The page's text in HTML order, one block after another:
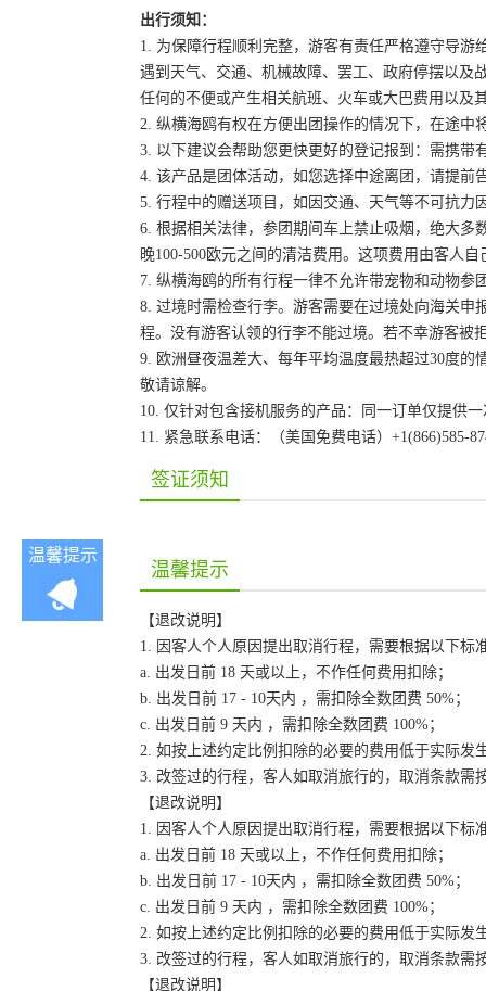
出行须知：
1. 为保障行程顺利完整，游客有责任严格遵守导
遇到天气、交通、机械故障、罢工、政府停摆以及
任何的不便或产生相关航班、火车或大巴费用以及
2. 纵横海鸥有权在方便出团操作的情况下，在途
3. 以下建议会帮助您更快更好的登记报到：需携
4. 该产品是团体活动，如您选择中途离团，请提
5. 行程中的赠送项目，如因交通、天气等不可抗
6. 根据相关法律，参团期间车上禁止吸烟，绝大
晚100-500欧元之间的清洁费用。这项费用由客人
7. 纵横海鸥的所有行程一律不允许带宠物和动物参
8. 过境时需检查行李。游客需要在过境处向海关
程。没有游客认领的行李不能过境。若不幸游客被
9. 欧洲昼夜温差大、每年平均温度最热超过30度
敬请谅解。
10. 仅针对包含接机服务的产品：同一订单仅提供
11. 紧急联系电话：（美国免费电话）+1(866)585-
签证须知
温馨提示
温馨提示
【退改说明】
1. 因客人个人原因提出取消行程，需要根据以下标
a. 出发日前 18 天或以上，不作任何费用扣除；
b. 出发日前 17 - 10天内 ，需扣除全数团费 50%；
c. 出发日前 9 天内 ，需扣除全数团费 100%；
2. 如按上述约定比例扣除的必要的费用低于实际
3. 改签过的行程，客人如取消旅行的，取消条款需
【退改说明】
1. 因客人个人原因提出取消行程，需要根据以下标
a. 出发日前 18 天或以上，不作任何费用扣除；
b. 出发日前 17 - 10天内 ，需扣除全数团费 50%；
c. 出发日前 9 天内 ，需扣除全数团费 100%；
2. 如按上述约定比例扣除的必要的费用低于实际
3. 改签过的行程，客人如取消旅行的，取消条款需
【退改说明】